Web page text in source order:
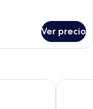
Ver precio
The